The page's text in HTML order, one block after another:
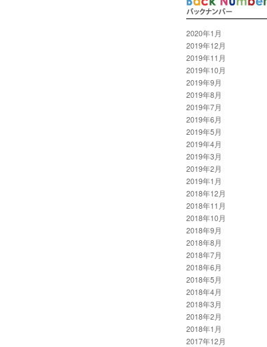
2020年1月
2019年12月
2019年11月
2019年10月
2019年9月
2019年8月
2019年7月
2019年6月
2019年5月
2019年4月
2019年3月
2019年2月
2019年1月
2018年12月
2018年11月
2018年10月
2018年9月
2018年8月
2018年7月
2018年6月
2018年5月
2018年4月
2018年3月
2018年2月
2018年1月
2017年12月